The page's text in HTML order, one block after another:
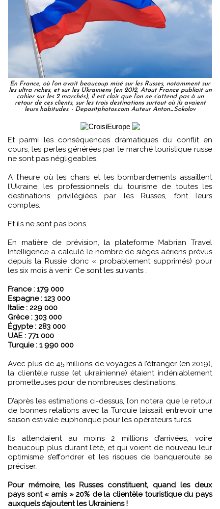
En France, où l’on avait beaucoup misé sur les Russes, notamment sur
les ultra riches, et sur les Ukrainiens (en 2012, Atout France publiait un
cahier sur les 2 marchés), il est clair que l’on ne s’attend pas à un
retour de ces clients, sur les trois destinations surtout où ils avaient
leurs habitudes. - Depositphotos.com Auteur Anton_Sokolov
Et parmi les conséquences dramatiques du conflit en
cours, les pertes générées par le marché touristique russe
ne sont pas négligeables.
A l’heure où les chars et les bombardements assaillent
l’Ukraine, les professionnels du tourisme de toutes les
destinations privilégiées par les Russes, font leurs
comptes.
Et ils ne sont pas bons.
En matière de prévision, la plateforme Mabrian Travel
Intelligence a calculé le nombre de sièges aériens prévus
depuis la Russie donc « probablement supprimés) pour
les six mois à venir. Ce sont les suivants :
France : 179 000
Espagne : 123 000
Italie : 229 000
Grèce : 303 000
Égypte : 283 000
UAE : 771 000
Turquie : 1 990 000
Avec plus de 45 millions de voyages à l’étranger (en 2019),
la clientèle russe (et ukrainienne) étaient indéniablement
prometteuses pour de nombreuses destinations.
D’après les estimations ci-dessus, l’on notera que le retour
de bonnes relations avec la Turquie laissait entrevoir une
saison estivale euphorique pour les opérateurs turcs.
Ils attendaient au moins 2 millions d’arrivées, voire
beaucoup plus durant l’été, et qui voient de nouveau leur
optimisme s’effondrer et les risques de banqueroute se
préciser.
Pour mémoire, les Russes constituent, quand les deux
pays sont « amis » 20% de la clientèle touristique du pays
auxquels s’ajoutent les Ukrainiens !